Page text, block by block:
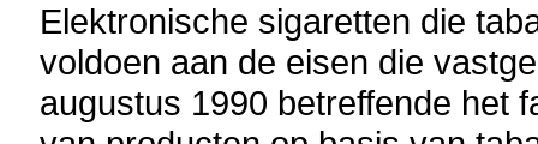
Elektronische sigaretten die
voldoen aan de eisen die
augustus 1990 betreffende het